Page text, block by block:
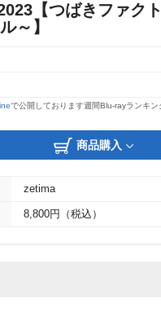
【つばきファク
～】
で公開しております週間Blu-rayランキン
商品購入
zetima
8,800円（税込）